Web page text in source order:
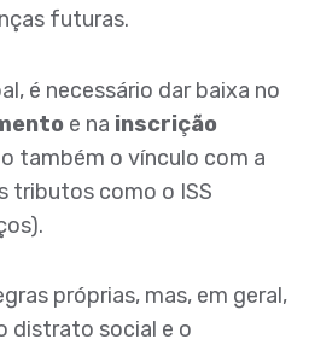
futuras.
é necessário dar baixa no
e na inscrição
também o vínculo com a
tributos como o ISS
próprias, mas, em geral,
distrato social e o